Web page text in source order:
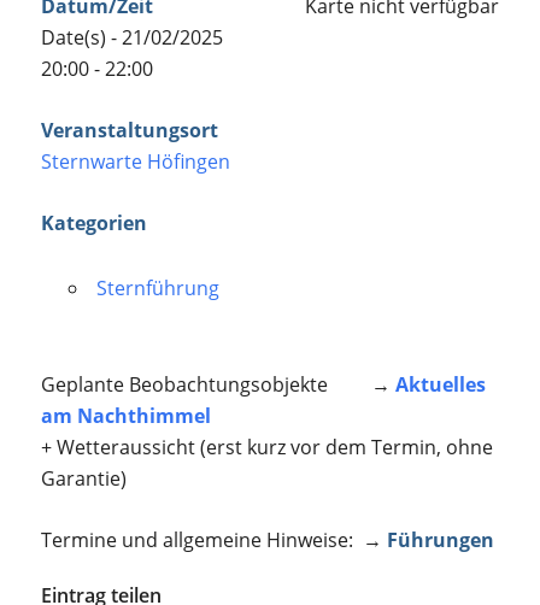
Karte nicht verfügbar
Datum/Zeit
Date(s) - 21/02/2025
20:00 - 22:00
Veranstaltungsort
Sternwarte Höfingen
Kategorien
Sternführung
Geplante Beobachtungsobjekte → Aktuelles
am Nachthimmel
+ Wetteraussicht (erst kurz vor dem Termin, ohne
Garantie)
Termine und allgemeine Hinweise: → Führungen
Eintrag teilen